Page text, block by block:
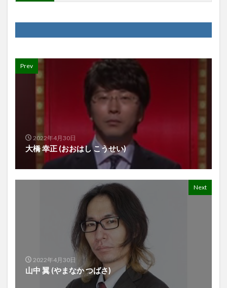
Prev
2022年4月30日
大橋 幸正 (おおはし こうせい)
Next
2022年4月30日
山中 翼 (やまなか つばさ)